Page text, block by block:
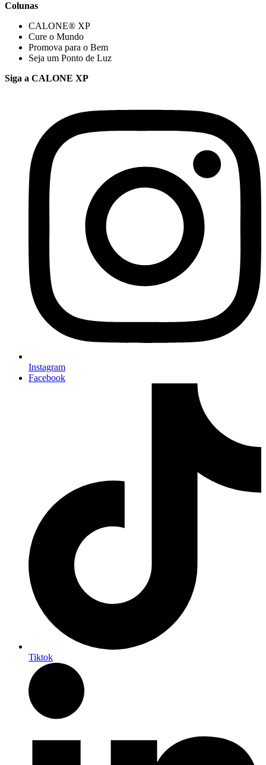
Colunas
CALONE® XP
Cure o Mundo
Promova para o Bem
Seja um Ponto de Luz
Siga a CALONE XP
Instagram
Facebook
Tiktok